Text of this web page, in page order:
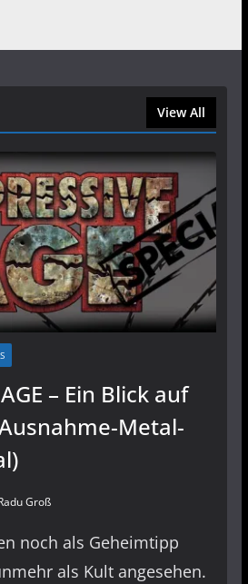
View All
AGE – Ein Blick auf
Metal-
Groß
noch als Geheimtipp
als Kult angesehen.